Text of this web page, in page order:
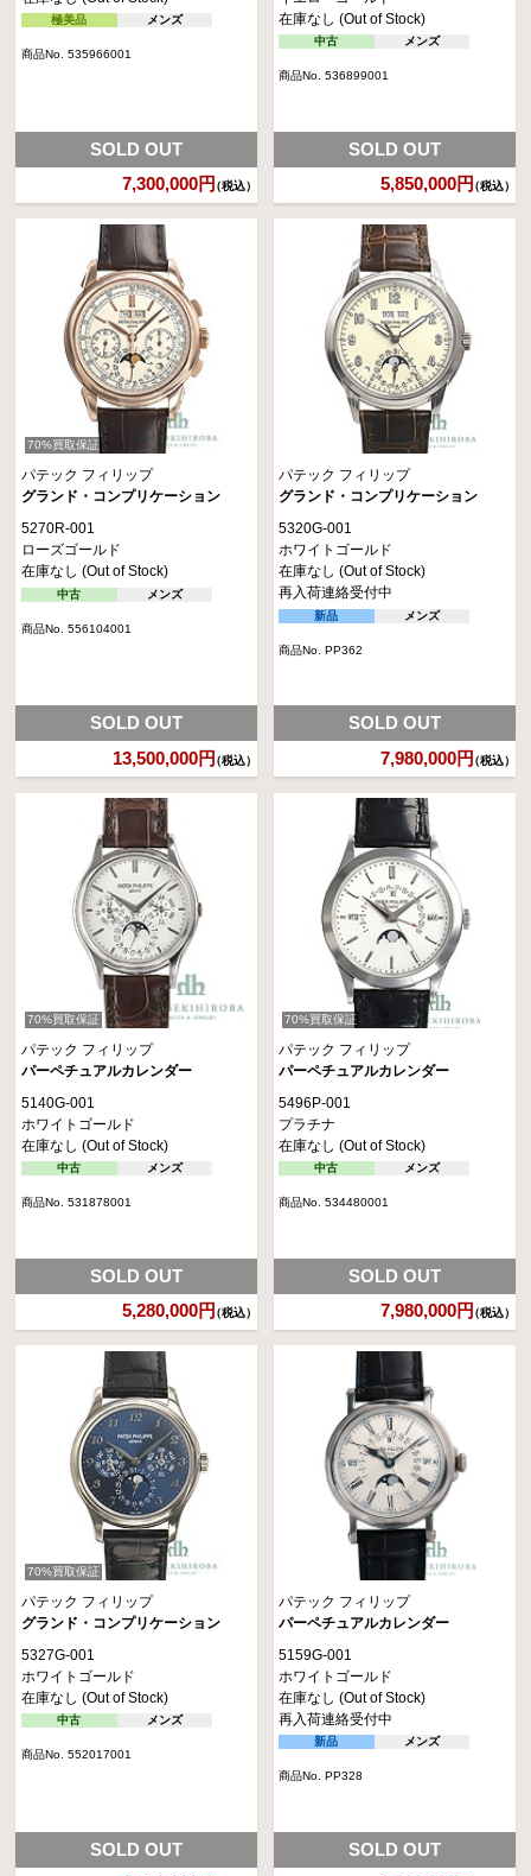
極美品 メンズ
商品No. 535966001
7,300,000円（税込）
SOLD OUT
在庫なし (Out of Stock)
中古 メンズ
商品No. 536899001
5,850,000円（税込）
SOLD OUT
70%買取保証
パテック フィリップ
グランド・コンプリケーション
5270R-001
ローズゴールド
在庫なし (Out of Stock)
中古 メンズ
商品No. 556104001
13,500,000円（税込）
SOLD OUT
パテック フィリップ
グランド・コンプリケーション
5320G-001
ホワイトゴールド
在庫なし (Out of Stock)
再入荷連絡受付中
新品 メンズ
商品No. PP362
7,980,000円（税込）
SOLD OUT
70%買取保証
パテック フィリップ
パーペチュアルカレンダー
5140G-001
ホワイトゴールド
在庫なし (Out of Stock)
中古 メンズ
商品No. 531878001
5,280,000円（税込）
SOLD OUT
70%買取保証
パテック フィリップ
パーペチュアルカレンダー
5496P-001
プラチナ
在庫なし (Out of Stock)
中古 メンズ
商品No. 534480001
7,980,000円（税込）
SOLD OUT
70%買取保証
パテック フィリップ
グランド・コンプリケーション
5327G-001
ホワイトゴールド
在庫なし (Out of Stock)
中古 メンズ
商品No. 552017001
SOLD OUT
パテック フィリップ
パーペチュアルカレンダー
5159G-001
ホワイトゴールド
在庫なし (Out of Stock)
再入荷連絡受付中
新品 メンズ
商品No. PP328
SOLD OUT